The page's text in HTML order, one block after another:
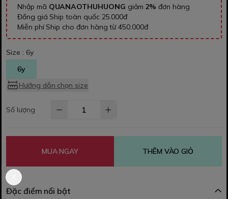
Nhập mã QUANAOTHUHUONG giảm 2% đơn hàng
Đồng giá Ship toàn quốc 25.000đ
Miễn phí Ship cho đơn hàng từ 450.000đ
Size : 6y
6y
Hướng dẫn chọn size
Số lượng
MUA NGAY THÊM VÀO GIỎ
Đặc điểm nổi bật